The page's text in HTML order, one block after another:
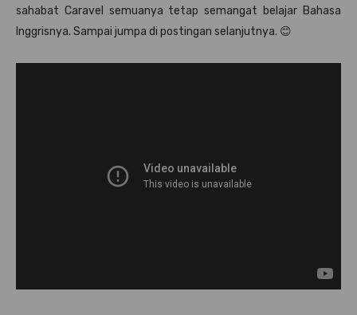
sahabat Caravel semuanya tetap semangat belajar Bahasa
Inggrisnya. Sampai jumpa di postingan selanjutnya. 😊